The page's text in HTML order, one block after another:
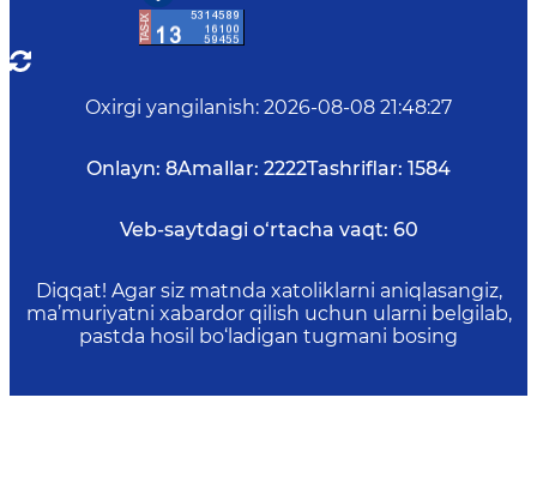
Oxirgi yangilanish: 2026-08-08 21:48:27
Onlayn: 8Amallar: 2222Tashriflar: 1584
Veb-saytdagi o‘rtacha vaqt: 60
Diqqat! Agar siz matnda xatoliklarni aniqlasangiz,
ma’muriyatni xabardor qilish uchun ularni belgilab,
pastda hosil bo‘ladigan tugmani bosing